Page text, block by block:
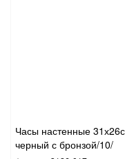
Часы настенные
черный с бронзой/10/